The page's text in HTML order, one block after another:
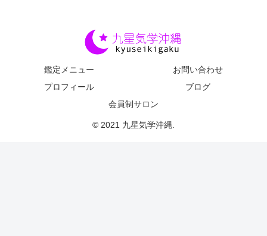
鑑定メニュー
お問い合わせ
プロフィール
ブログ
会員制サロン
© 2021 九星気学沖縄.